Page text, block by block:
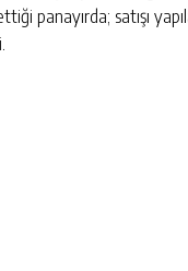
panayırda; satışı